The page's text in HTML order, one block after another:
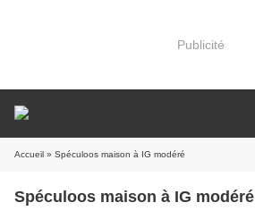
Publicité
Accueil » Spéculoos maison à IG modéré
Spéculoos maison à IG modéré